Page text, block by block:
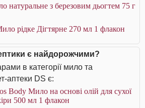
натуральне з березовим дьогтем 75 г
рідке Дігтярне 270 мл 1 флакон
є найдорожчими?
в категорії мило та
аптеки DS є:
Body Мило на основі олій для сухої
500 мл 1 флакон